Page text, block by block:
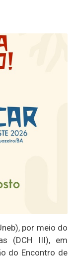
por meio do
(DCH III), em
do Encontro de